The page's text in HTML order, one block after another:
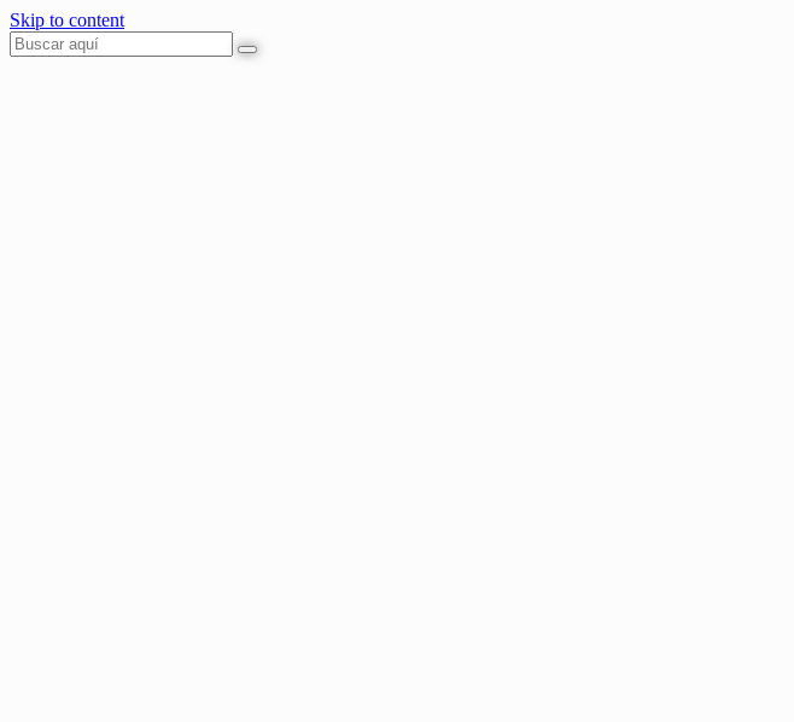
Skip to content